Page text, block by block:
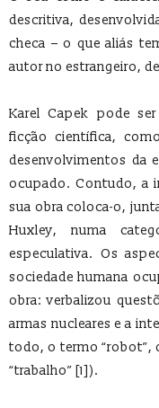
descritiva,
checa – o que aliás
autor no estrangeiro,
Karel Capek pode
ficção científica,
desenvolvimentos da
ocupado. Contudo, a
sua obra coloca-o,
Huxley, numa
especulativa. Os
sociedade humana
obra: verbalizou
armas nucleares e a
todo, o termo “robot”,
“trabalho” [1]).